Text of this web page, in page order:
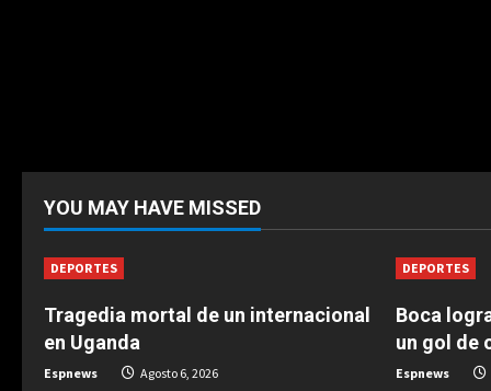
YOU MAY HAVE MISSED
DEPORTES
Tragedia mortal de un internacional
en Uganda
Espnews Agosto 6, 2026
DEPORTES
Boca
un gol de
Espnews